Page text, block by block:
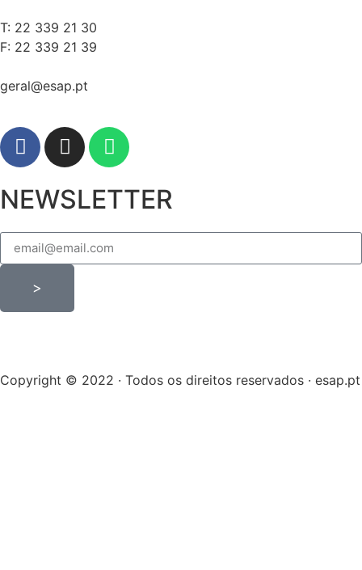
T: 22 339 21 30
F: 22 339 21 39
geral@esap.pt
NEWSLETTER
>
Copyright © 2022 · Todos os direitos reservados · esap.pt